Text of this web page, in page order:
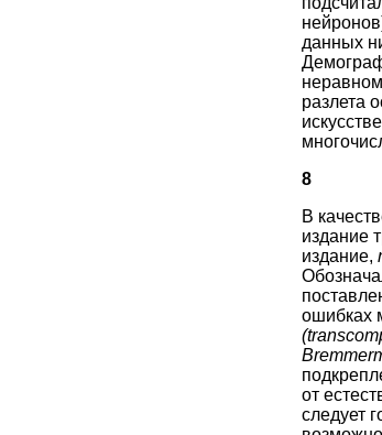
данных
разлета
8
В
издание
издание,
ошибках
от
следует